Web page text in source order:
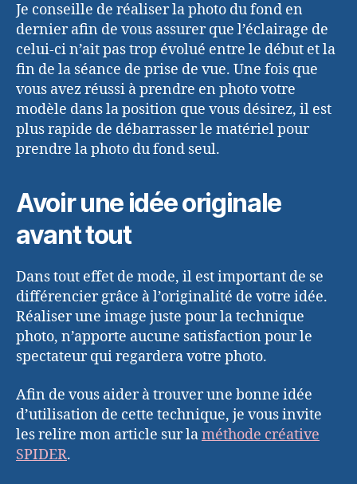
Je conseille de réaliser la photo du fond en
dernier afin de vous assurer que l’éclairage de
celui-ci n’ait pas trop évolué entre le début et la
fin de la séance de prise de vue. Une fois que
vous avez réussi à prendre en photo votre
modèle dans la position que vous désirez, il est
plus rapide de débarrasser le matériel pour
prendre la photo du fond seul.
Avoir une idée originale
avant tout
Dans tout effet de mode, il est important de se
différencier grâce à l’originalité de votre idée.
Réaliser une image juste pour la technique
photo, n’apporte aucune satisfaction pour le
spectateur qui regardera votre photo.
Afin de vous aider à trouver une bonne idée
d’utilisation de cette technique, je vous invite
les relire mon article sur laméthode créative
SPIDER.